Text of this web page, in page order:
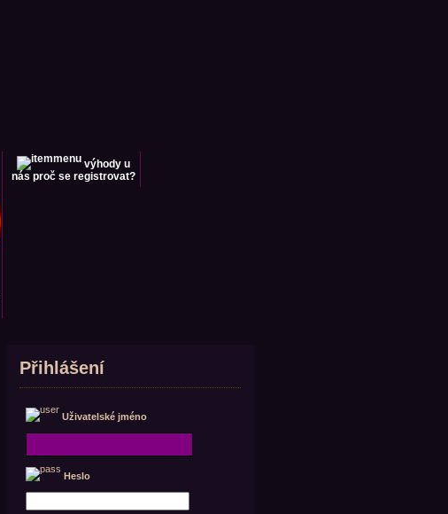
výhody u
nás proč se registrovat?
Přihlášení
Uživatelské jméno
Heslo